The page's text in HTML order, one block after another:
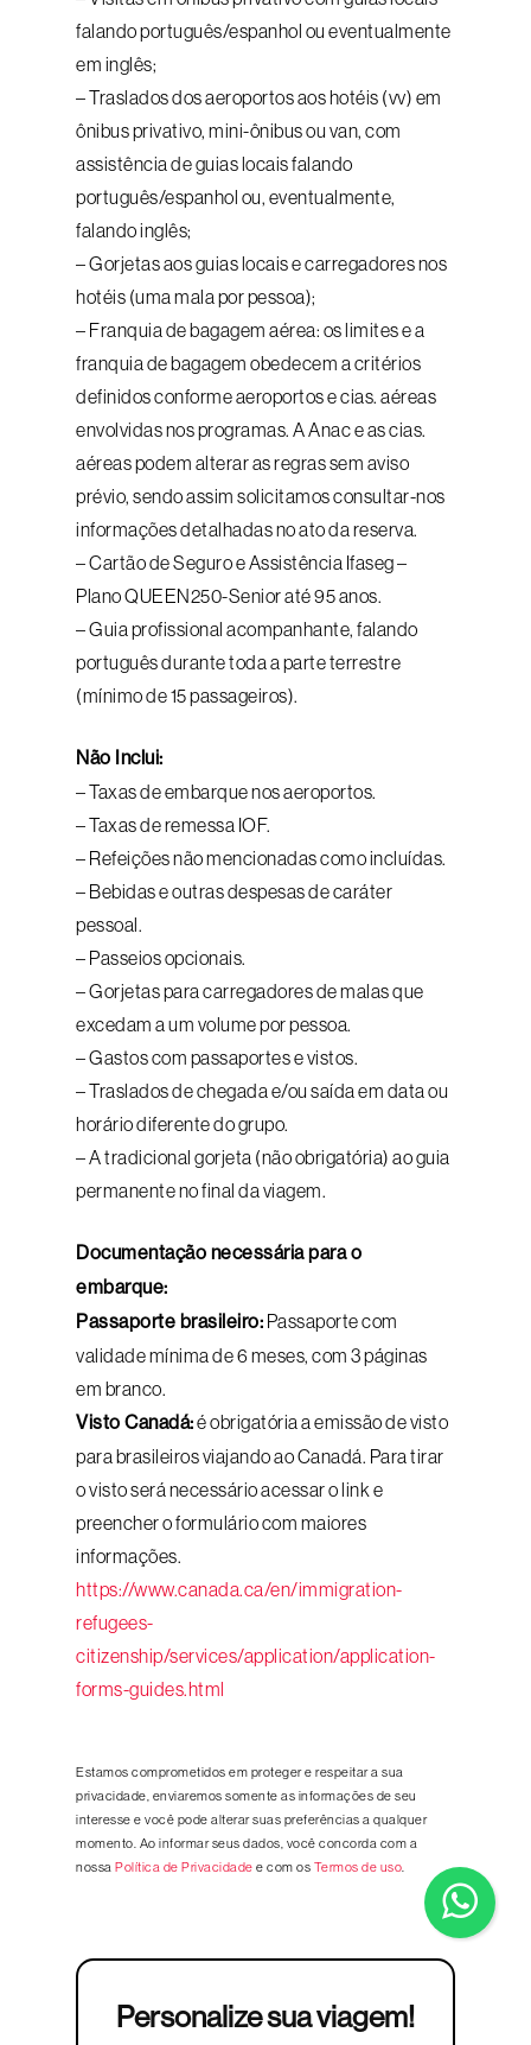
falando português/espanhol ou eventualmente
em inglês;
– Traslados dos aeroportos aos hotéis (vv) em
ônibus privativo, mini-ônibus ou van, com
assistência de guias locais falando
português/espanhol ou, eventualmente,
falando inglês;
– Gorjetas aos guias locais e carregadores nos
hotéis (uma mala por pessoa);
– Franquia de bagagem aérea: os limites e a
franquia de bagagem obedecem a critérios
definidos conforme aeroportos e cias. aéreas
envolvidas nos programas. A Anac e as cias.
aéreas podem alterar as regras sem aviso
prévio, sendo assim solicitamos consultar-nos
informações detalhadas no ato da reserva.
– Cartão de Seguro e Assistência Ifaseg –
Plano QUEEN250-Senior até 95 anos.
– Guia profissional acompanhante, falando
português durante toda a parte terrestre
(mínimo de 15 passageiros).
Não Inclui:
– Taxas de embarque nos aeroportos.
– Taxas de remessa IOF.
– Refeições não mencionadas como incluídas.
– Bebidas e outras despesas de caráter
pessoal.
– Passeios opcionais.
– Gorjetas para carregadores de malas que
excedam a um volume por pessoa.
– Gastos com passaportes e vistos.
– Traslados de chegada e/ou saída em data ou
horário diferente do grupo.
– A tradicional gorjeta (não obrigatória) ao guia
permanente no final da viagem.
Documentação necessária para o
embarque:
Passaporte brasileiro: Passaporte com
validade mínima de 6 meses, com 3 páginas
em branco.
Visto Canadá:é obrigatória a emissão de visto
para brasileiros viajando ao Canadá. Para tirar
o visto será necessário acessar o link e
preencher o formulário com maiores
informações.
https://www.canada.ca/en/immigration-
refugees-
citizenship/services/application/application-
forms-guides.html
Estamos comprometidos em proteger e respeitar a sua
privacidade, enviaremos somente as informações de seu
interesse e você pode alterar suas preferências a qualquer
momento. Ao informar seus dados, você concorda com a
nossa Política de Privacidade e com os Termos de uso
Personalize sua viagem!